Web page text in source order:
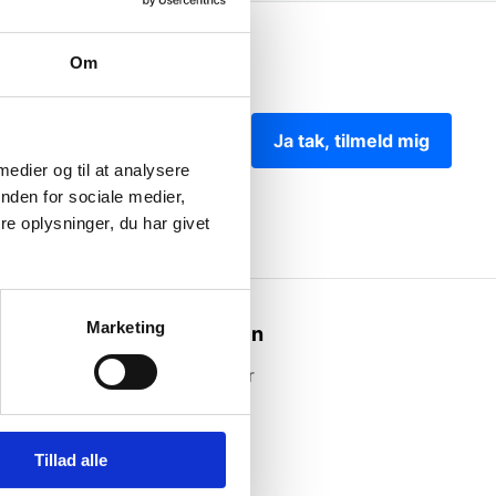
Om
og til at analysere
for sociale medier,
oplysninger, du har givet
Marketing
Tillad alle
Ja tak, tilmeld mig
Webshoppen
Alle produkter